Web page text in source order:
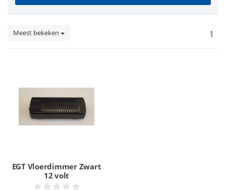
Meest bekeken 1
EGT Vloerdimmer Zwart
12 volt